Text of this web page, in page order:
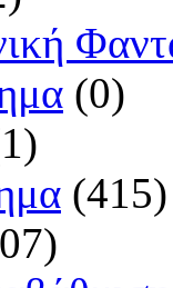
(0)
(415)